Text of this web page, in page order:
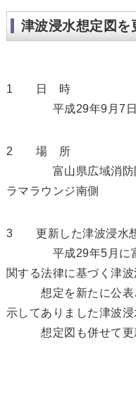
津波浸水想定図を
1 日 時
平成29年9月7日
2 場 所
富山県広域消防防
ラマラウンジ南側
3 更新した津波浸水
平成29年5月に富山
関する法律に基づく津波
想定を新たに公表さ
示してありました津波浸
想定図も併せて更新